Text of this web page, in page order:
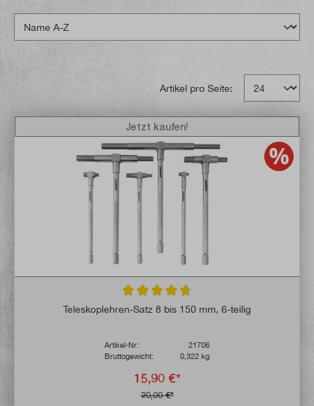
Artikel pro Seite:
Durchschnittliche Bewertung von 4.6 von
Teleskoplehren-Satz 8 bis 150 mm, 6-teilig
Artikel-Nr:
21706
Bruttogewicht:
0,322 kg
15,90 €*
20,00 €*
Jetzt kaufen!